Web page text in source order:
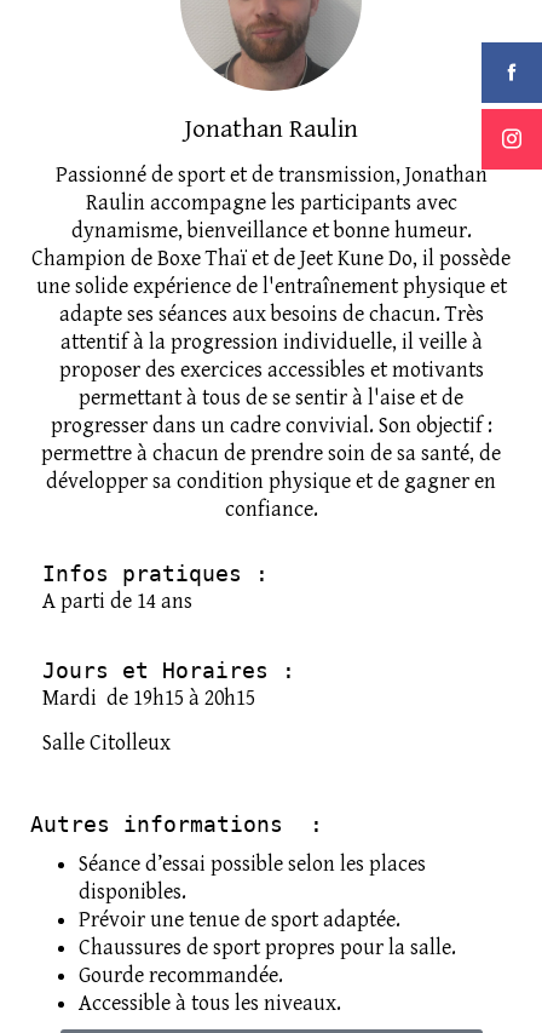
Jonathan Raulin
Passionné de sport et de transmission, Jonathan
Raulin accompagne les participants avec
dynamisme, bienveillance et bonne humeur.
Champion de Boxe Thaï et de Jeet Kune Do, il possède
une solide expérience de l'entraînement physique et
adapte ses séances aux besoins de chacun. Très
attentif à la progression individuelle, il veille à
proposer des exercices accessibles et motivants
permettant à tous de se sentir à l'aise et de
progresser dans un cadre convivial. Son objectif :
permettre à chacun de prendre soin de sa santé, de
développer sa condition physique et de gagner en
confiance.
Infos pratiques :
A parti de 14 ans
Jours et Horaires :
Mardi de 19h15 à 20h15
Salle Citolleux
Autres informations  :
Séance d’essai possible selon les places
disponibles.
Prévoir une tenue de sport adaptée.
Chaussures de sport propres pour la salle.
Gourde recommandée.
Accessible à tous les niveaux.